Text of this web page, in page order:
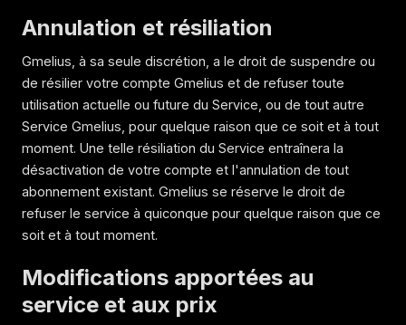
Annulation et résiliation
Gmelius, à sa seule discrétion, a le droit de suspendre ou
de résilier votre compte Gmelius et de refuser toute
utilisation actuelle ou future du Service, ou de tout autre
Service Gmelius, pour quelque raison que ce soit et à tout
moment. Une telle résiliation du Service entraînera la
désactivation de votre compte et l'annulation de tout
abonnement existant. Gmelius se réserve le droit de
refuser le service à quiconque pour quelque raison que ce
soit et à tout moment.
Modifications apportées au
service et aux prix